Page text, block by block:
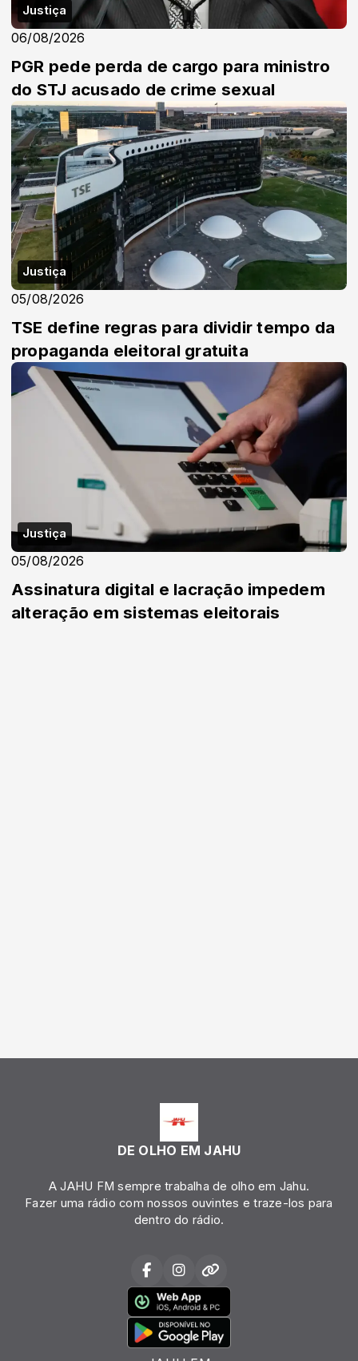
Justiça
06/08/2026
PGR pede perda de cargo para ministro
do STJ acusado de crime sexual
Justiça
05/08/2026
TSE define regras para dividir tempo da
propaganda eleitoral gratuita
Justiça
05/08/2026
Assinatura digital e lacração impedem
alteração em sistemas eleitorais
DE OLHO EM JAHU
A JAHU FM sempre trabalha de olho em Jahu.
Fazer uma rádio com nossos ouvintes e traze-los para
dentro do rádio.